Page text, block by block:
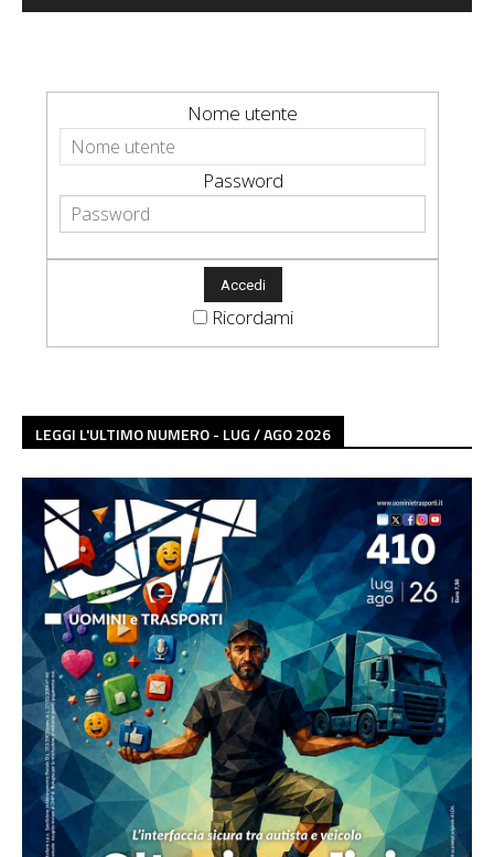
Nome utente
Password
Ricordami
LEGGI L'ULTIMO NUMERO - LUG / AGO 2026